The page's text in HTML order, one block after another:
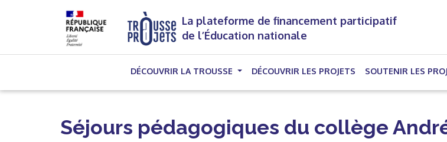
La plateforme de financement participatif
de l’Éducation nationale
DÉCOUVRIR LA TROUSSE DÉCOUVRIR LES PROJETS (CURRENT)
SOUTENIR LES
Séjours pédagogiques du collège